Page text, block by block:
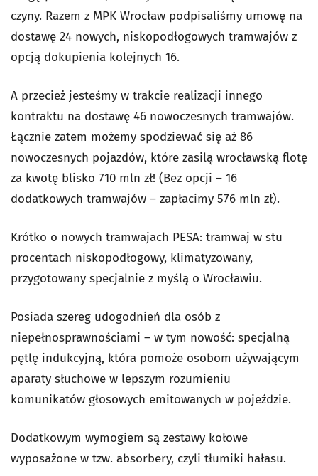
czyny. Razem z MPK Wrocław podpisaliśmy umowę na
dostawę 24 nowych, niskopodłogowych tramwajów z
opcją dokupienia kolejnych 16.
A przecież jesteśmy w trakcie realizacji innego
kontraktu na dostawę 46 nowoczesnych tramwajów.
Łącznie zatem możemy spodziewać się aż 86
nowoczesnych pojazdów, które zasilą wrocławską flotę
za kwotę blisko 710 mln zł! (Bez opcji – 16
dodatkowych tramwajów – zapłacimy 576 mln zł).
Krótko o nowych tramwajach PESA: tramwaj w stu
procentach niskopodłogowy, klimatyzowany,
przygotowany specjalnie z myślą o Wrocławiu.
Posiada szereg udogodnień dla osób z
niepełnosprawnościami – w tym nowość: specjalną
pętlę indukcyjną, która pomoże osobom używającym
aparaty słuchowe w lepszym rozumieniu
komunikatów głosowych emitowanych w pojeździe.
Dodatkowym wymogiem są zestawy kołowe
wyposażone w tzw. absorbery, czyli tłumiki hałasu.